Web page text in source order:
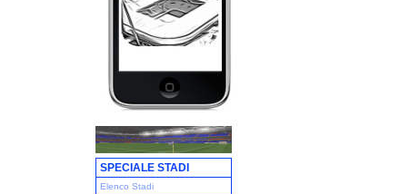
SPECIALE STADI
Elenco Stadi